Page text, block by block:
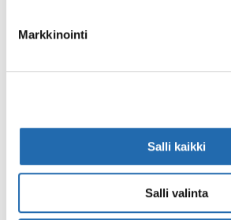
Markkinointi
Salli kaikki
Salli valinta
Retken kesto:10,5 tuntia
Päiväretki aloitetaan
kolmion nähtävyyksille. Päivän
Thingvellirin kansallispuiston,
vesiputouksen sekä Geysirin
alueen. Kullakin kohteella